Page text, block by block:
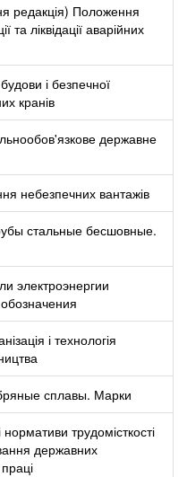
редакція) Положення
та ліквідації аварійних
і безпечної
кранів
державне
небезпечних вантажів
стальные бесшовные.
электроэнергии
і технологія
сплавы. Марки
трудомісткості
державних